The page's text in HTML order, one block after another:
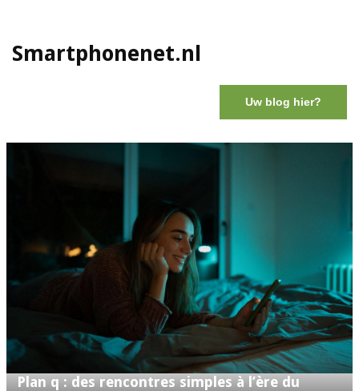
Smartphonenet.nl
Uw blog hier?
Plan q : des rencontres simples à l’ère du